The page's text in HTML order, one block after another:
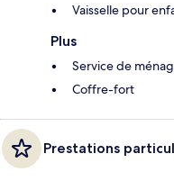
Vaisselle pour
Plus
Service de
Coffre-fort
Prestations